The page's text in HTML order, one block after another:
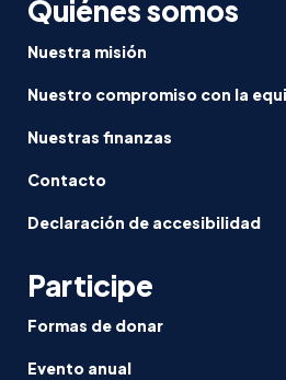
Quiénes somos
Nuestra misión
Nuestro compromiso con la
Nuestras finanzas
Contacto
Declaración de accesibilidad
Participe
Formas de donar
Evento anual